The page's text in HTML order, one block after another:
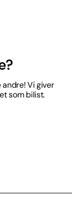
Vi giver
som bilist.